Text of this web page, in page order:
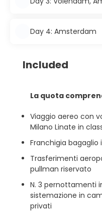
Day 4: Amsterdam
Included
La quota
Viaggio aereo con
Milano Linate in
Franchigia bagaglio
Trasferimenti
pullman riservato
N. 3 pernottamenti
sistemazione in
privati